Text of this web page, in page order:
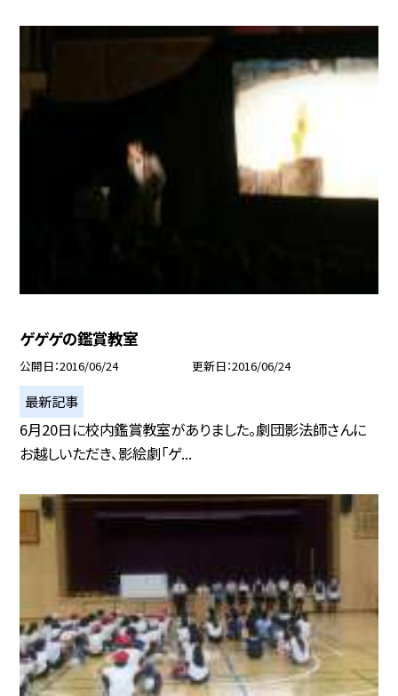
ゲゲゲの鑑賞教室
公開日 2016/06/24 更新日 2016/06/24
最新記事
6月20日に校内鑑賞教室がありました。劇団影法師さんに
お越しいただき、影絵劇「ゲ...